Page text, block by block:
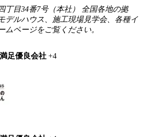
丁目34番7号（本社） 全国各地の拠
デルハウス、施工現場見学会、各種イ
ムページをご覧ください。
足優良会社 +4